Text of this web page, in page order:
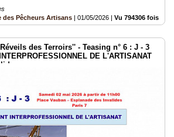
des Pêcheurs Artisans | 01/05/2026 | Vu 794306 fois
des Terroirs'' - Teasing n° 6 : J - 3
DE L'ARTISANAT